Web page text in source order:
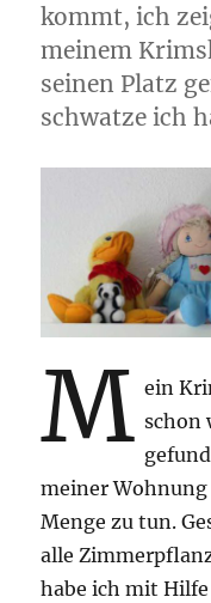
kommt, ich
meinem
seinen Platz
schwatze ich
M ein
schon
meiner
Menge zu tun.
alle
habe ich mit